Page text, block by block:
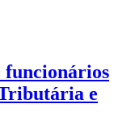
funcionários
e